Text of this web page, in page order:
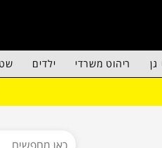
גן ריהוט משרדי ילדים